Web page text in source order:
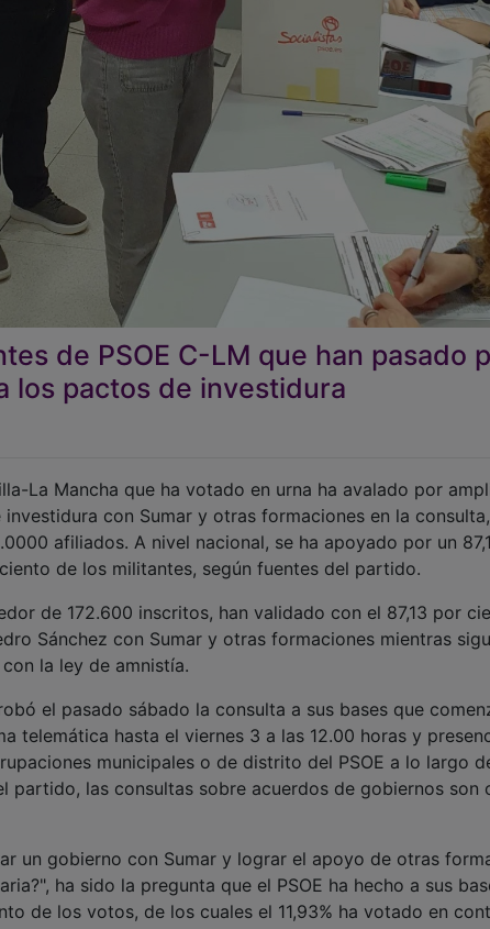
de PSOE C-LM que han pasado
los pactos de investidura
La Mancha que ha votado en urna ha avalado por
con Sumar y otras formaciones en la
afiliados. A nivel nacional, se ha apoyado por un
de los militantes, según fuentes del partido.
de 172.600 inscritos, han validado con el 87,13 por
Sánchez con Sumar y otras formaciones mientras
la ley de amnistía.
el pasado sábado la consulta a sus bases que
telemática hasta el viernes 3 a las 12.00 horas y
municipales o de distrito del PSOE a lo largo
partido, las consultas sobre acuerdos de gobiernos son
un gobierno con Sumar y lograr el apoyo de otras
ha sido la pregunta que el PSOE ha hecho a sus
de los votos, de los cuales el 11,93% ha votado en